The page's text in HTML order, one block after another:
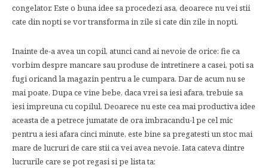
congelator. Este o buna idee sa procedezi asa, deoarece nu vei stii
cate din nopti se vor transforma in zile si cate din zile in nopti.
Inainte de-a avea un copil, atunci cand ai nevoie de orice: fie ca
vorbim despre mancare sau produse de intretinere a casei, poti sa
fugi oricand la magazin pentru a le cumpara. Dar de acum nu se
mai poate. Dupa ce vine bebe, daca vrei sa iesi afara, trebuie sa
iesi impreuna cu copilul. Deoarece nu este cea mai productiva idee
aceasta de a petrece jumatate de ora imbracandu-l pe cel mic
pentru a iesi afara cinci minute, este bine sa pregatesti un stoc mai
mare de lucruri de care stii ca vei avea nevoie. Iata cateva dintre
lucrurile care se pot regasi si pe lista ta: